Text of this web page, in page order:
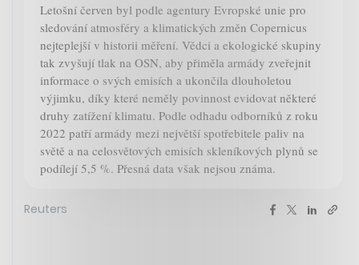
Letošní červen byl podle agentury Evropské unie pro
sledování atmosféry a klimatických změn Copernicus
nejteplejší v historii měření. Vědci a ekologické skupiny
tak zvyšují tlak na OSN, aby přiměla armády zveřejnit
informace o svých emisích a ukončila dlouholetou
výjimku, díky které neměly povinnost evidovat některé
druhy zatížení klimatu. Podle odhadu odborníků z roku
2022 patří armády mezi největší spotřebitele paliv na
světě a na celosvětových emisích skleníkových plynů se
podílejí 5,5 %. Přesná data však nejsou známa.
Reuters